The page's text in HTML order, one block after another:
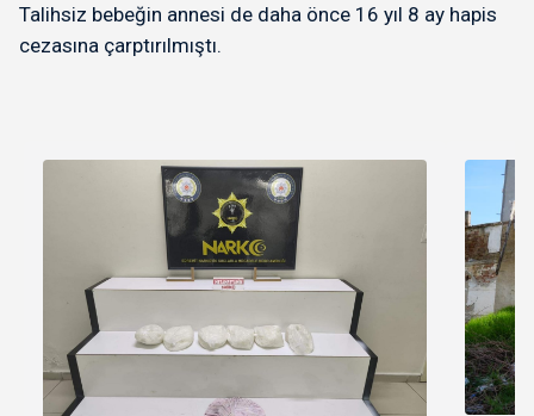
Talihsiz bebeğin annesi de daha önce 16 yıl 8 ay hapis
cezasına çarptırılmıştı.